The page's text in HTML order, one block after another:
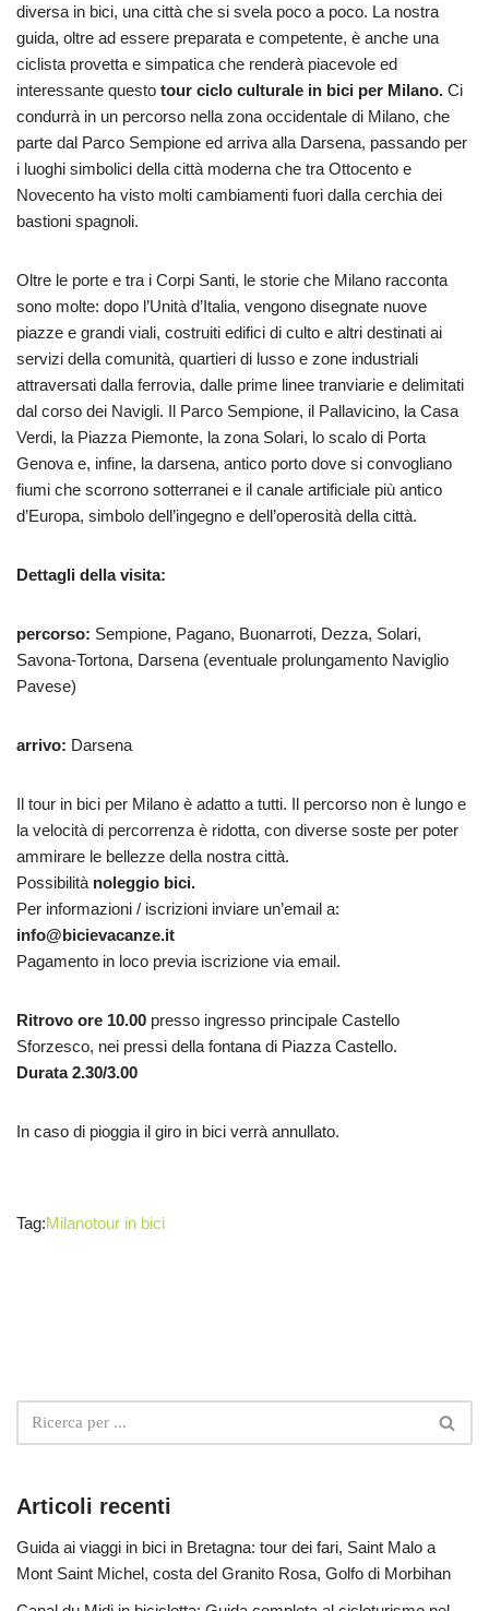
diversa in bici, una città che si svela poco a poco. La nostra
guida, oltre ad essere preparata e competente, è anche una
ciclista provetta e simpatica che renderà piacevole ed
interessante questo tour ciclo culturale in bici per Milano. Ci
condurrà in un percorso nella zona occidentale di Milano, che
parte dal Parco Sempione ed arriva alla Darsena, passando per
i luoghi simbolici della città moderna che tra Ottocento e
Novecento ha visto molti cambiamenti fuori dalla cerchia dei
bastioni spagnoli.
Oltre le porte e tra i Corpi Santi, le storie che Milano racconta
sono molte: dopo l’Unità d’Italia, vengono disegnate nuove
piazze e grandi viali, costruiti edifici di culto e altri destinati ai
servizi della comunità, quartieri di lusso e zone industriali
attraversati dalla ferrovia, dalle prime linee tranviarie e delimitati
dal corso dei Navigli. Il Parco Sempione, il Pallavicino, la Casa
Verdi, la Piazza Piemonte, la zona Solari, lo scalo di Porta
Genova e, infine, la darsena, antico porto dove si convogliano
fiumi che scorrono sotterranei e il canale artificiale più antico
d’Europa, simbolo dell’ingegno e dell’operosità della città.
Dettagli della visita:
percorso: Sempione, Pagano, Buonarroti, Dezza, Solari,
Savona-Tortona, Darsena (eventuale prolungamento Naviglio
Pavese)
arrivo: Darsena
Il tour in bici per Milano è adatto a tutti. Il percorso non è lungo e
la velocità di percorrenza è ridotta, con diverse soste per poter
ammirare le bellezze della nostra città.
Possibilità noleggio bici.
Per informazioni / iscrizioni inviare un’email a:
info@bicievacanze.it
Pagamento in loco previa iscrizione via email.
Ritrovo ore 10.00 presso ingresso principale Castello
Sforzesco, nei pressi della fontana di Piazza Castello.
Durata 2.30/3.00
In caso di pioggia il giro in bici verrà annullato.
Tag:Milanotour in bici
Articoli recenti
Guida ai viaggi in bici in Bretagna: tour dei fari, Saint Malo a
Mont Saint Michel, costa del Granito Rosa, Golfo di Morbihan